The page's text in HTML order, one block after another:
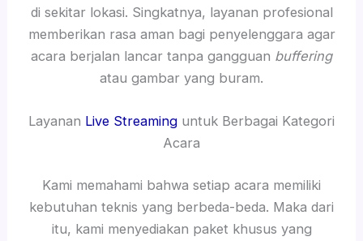
di sekitar lokasi. Singkatnya, layanan profesional
memberikan rasa aman bagi penyelenggara agar
acara berjalan lancar tanpa gangguan buffering
atau gambar yang buram.
Layanan Live Streaming untuk Berbagai Kategori
Acara
Kami memahami bahwa setiap acara memiliki
kebutuhan teknis yang berbeda-beda. Maka dari
itu, kami menyediakan paket khusus yang